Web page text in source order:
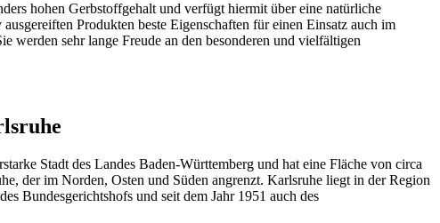
hohen Gerbstoffgehalt und verfügt hiermit über eine natürliche
Produkten beste Eigenschaften für einen Einsatz auch im
werden sehr lange Freude an den besonderen und vielfältigen
Stadt des Landes Baden-Württemberg und hat eine Fläche von circa
der im Norden, Osten und Süden angrenzt. Karlsruhe liegt in der Region
Bundesgerichtshofs und seit dem Jahr 1951 auch des